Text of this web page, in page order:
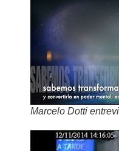
Marcelo Dotti